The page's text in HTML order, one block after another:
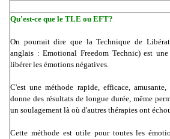
Qu'est-ce que le TLE ou EFT?
On pourrait dire que la Technique de
anglais : Emotional Freedom Technic) est
libérer les émotions négatives.
C'est une méthode rapide, efficace,
donne des résultats de longue durée, même
un soulagement là où d'autres thérapies ont
Cette méthode est utile pour toutes les